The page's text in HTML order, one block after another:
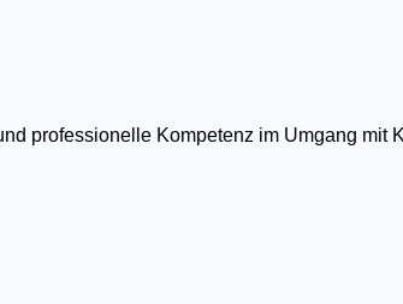
professionelle Kompetenz im Umgang mit